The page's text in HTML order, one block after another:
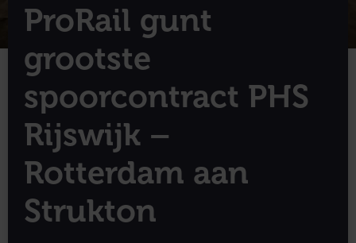
ProRail gunt
grootste
spoorcontract PHS
Rijswijk –
Rotterdam aan
Strukton